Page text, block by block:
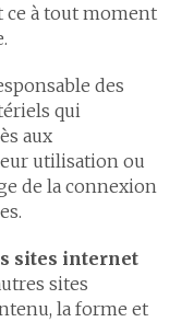
à tout moment
des
qui
aux
utilisation ou
de la connexion
sites internet
sites
la forme et